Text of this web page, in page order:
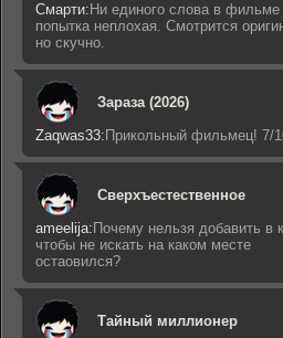
Смарти: Ни единого слова в фильме
попытка неплохая. Смотрится
но скучно.
Зараза (2026)
Zaqwas33: Прикольный фильмец! 7/
Сверхъестественное
ameelija: Почему нельзя добавить в
чтобы не искать на каком месте
остаовился?
Тайный миллионер